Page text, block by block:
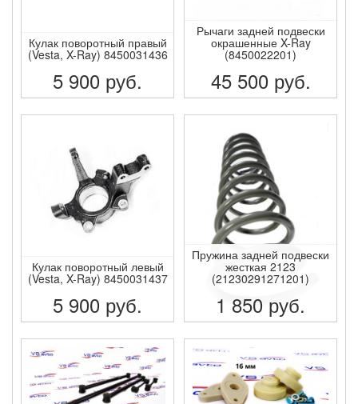
Кулак поворотный правый
(Vesta, X-Ray) 8450031436
5 900 руб.
ПОДРОБНЕЕ
Рычаги задней подвески
окрашенные X-Ray
(8450022201)
45 500 руб.
ПОДРОБНЕЕ
Кулак поворотный левый
(Vesta, X-Ray) 8450031437
5 900 руб.
ПОДРОБНЕЕ
Пружина задней подвески
жесткая 2123
(21230291271201)
1 850 руб.
ПОДРОБНЕЕ